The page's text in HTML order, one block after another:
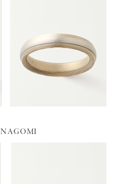
NAGOMI